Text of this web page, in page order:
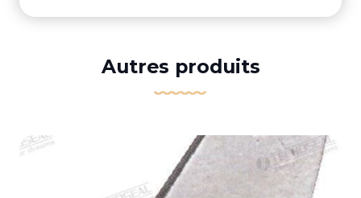
Autres produits